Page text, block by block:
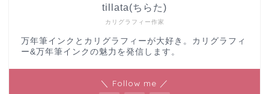
カリグラフィー作家
tillata(ちらた)
万年筆インクとカリグラフィーが大好き。カリグラフィ
ー&万年筆インクの魅力を発信します。
＼ Follow me ／